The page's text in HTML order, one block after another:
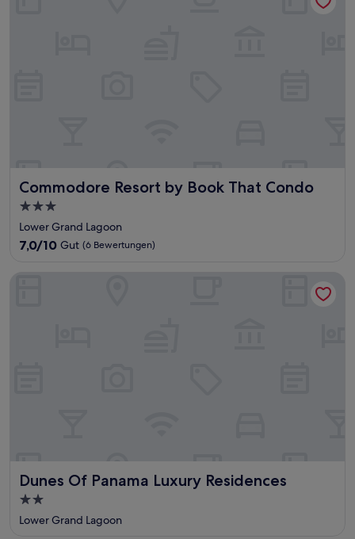
Commodore Resort by Book That Condo
Commodore Resort by Book That Condo
3.0-
Sterne-
Unterkunft
Lower Grand Lagoon
7.0
10,
7,0/10 Gut (6 Bewertungen)
Dunes Of Panama Luxury Residences
Dunes Of Panama Luxury Residences
2.0-
Sterne-
Lower Grand Lagoon